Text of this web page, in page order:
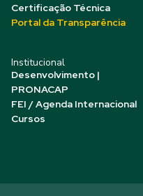
Certificação Técnica
Portal da Transparência
Institucional
Desenvolvimento |
PRONACAP
FEI / Agenda Internacional
Cursos